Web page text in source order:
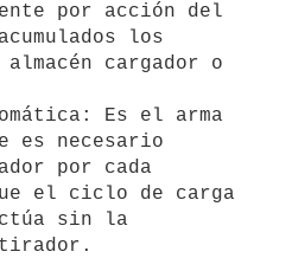
por acción del
los
cargador o
es necesario
por cada
el ciclo de carga
sin la